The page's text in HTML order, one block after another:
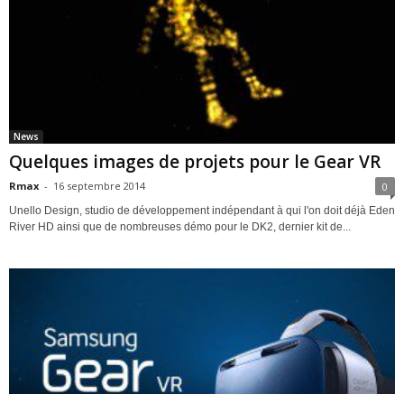
News
Quelques images de projets pour le Gear VR
Rmax - 16 septembre 2014 0
Unello Design, studio de développement indépendant à qui l'on doit déjà Eden
River HD ainsi que de nombreuses démo pour le DK2, dernier kit de...